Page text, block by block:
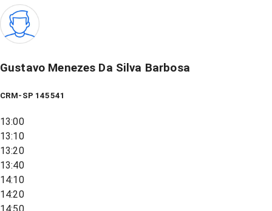
Gustavo Menezes Da Silva Barbosa
CRM-SP 145541
13:00
13:10
13:20
13:40
14:10
14:20